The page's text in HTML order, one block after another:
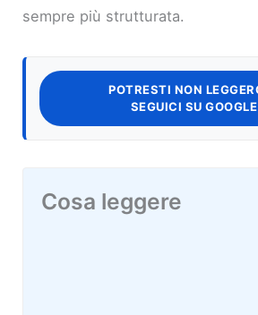
sempre più strutturata.
POTRESTI NON
SEGUICI SU
Cosa leggere